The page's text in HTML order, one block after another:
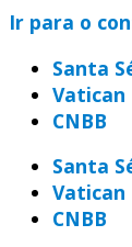
Ir para o
Santa
Vatican
CNBB
Santa
Vatican
CNBB